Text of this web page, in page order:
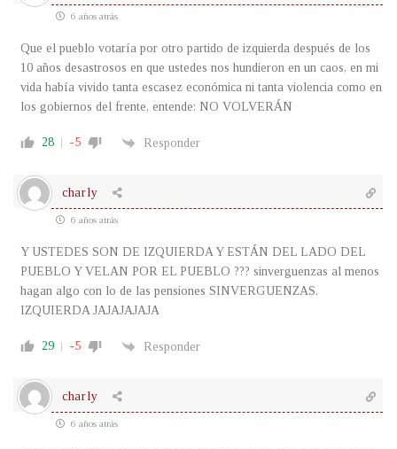
6 años atrás
Que el pueblo votaría por otro partido de izquierda después de los
10 años desastrosos en que ustedes nos hundieron en un caos, en mi
vida había vivido tanta escasez económica ni tanta violencia como en
los gobiernos del frente, entende: NO VOLVERÁN
28 -5 Responder
charly
6 años atrás
Y USTEDES SON DE IZQUIERDA Y ESTÁN DEL LADO DEL
PUEBLO Y VELAN POR EL PUEBLO ??? sinverguenzas al menos
hagan algo con lo de las pensiones SINVERGUENZAS.
IZQUIERDA JAJAJAJAJA
29 -5 Responder
charly
6 años atrás